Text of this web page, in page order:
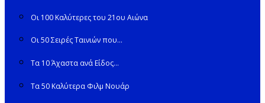
Οι 100 Καλύτερες του 21ου Αιώνα
Οι 50 Σειρές Ταινιών που…
Τα 10 Άχαστα ανά Είδος…
Τα 50 Καλύτερα Φιλμ Νουάρ